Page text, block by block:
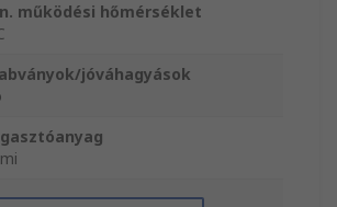
működési hőmérséklet
jóváhagyások